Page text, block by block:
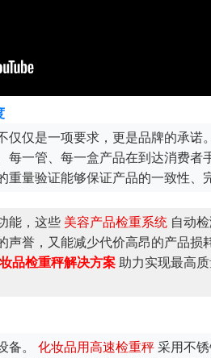
仅仅是一项要求，更是品牌的承诺
每一管、每一盒产品在到达消费者
量验证能够保证产品的一致性、
能，这些 美容产品检重系统 自动
声誉，又能减少代价高昂的产品损
品检重秤解决方案 助力实现最高
备。 化妆品用高速检重秤 采用不